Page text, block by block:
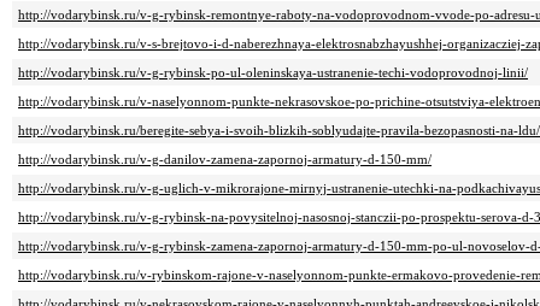
http://vodarybinsk.ru/v-g-rybinsk-remontnye-raboty-na-vodoprovodnom-vvode-po-
http://vodarybinsk.ru/v-s-brejtovo-i-d-naberezhnaya-elektrosnabzhayushhej-organizacziej-
http://vodarybinsk.ru/v-g-rybinsk-po-ul-oleninskaya-ustranenie-techi-vodoprovodnoj-linii/
http://vodarybinsk.ru/v-naselyonnom-punkte-nekrasovskoe-po-prichine-otsutstviya-
http://vodarybinsk.ru/beregite-sebya-i-svoih-blizkih-soblyudajte-pravila-bezopasnosti-na-ldu/
http://vodarybinsk.ru/v-g-danilov-zamena-zapornoj-armatury-d-150-mm/
http://vodarybinsk.ru/v-g-uglich-v-mikrorajone-mirnyj-ustranenie-utechki-na-
http://vodarybinsk.ru/v-g-rybinsk-na-povysitelnoj-nasosnoj-stanczii-po-prospektu-serova-
http://vodarybinsk.ru/v-g-rybinsk-zamena-zapornoj-armatury-d-150-mm-po-ul-novoselov-
http://vodarybinsk.ru/v-rybinskom-rajone-v-naselyonnom-punkte-ermakovo-provedenie-